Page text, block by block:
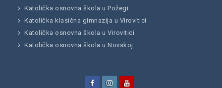
Katolička osnovna škola u Požegi
Katolička klasična gimnazija u Virovitici
Katolička osnovna škola u Virovitici
Katolička osnovna škola u Novskoj